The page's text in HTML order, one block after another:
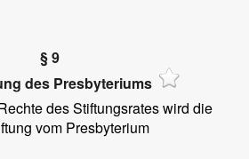
§ 9
des Presbyteriums
des Stiftungsrates wird die
vom Presbyterium